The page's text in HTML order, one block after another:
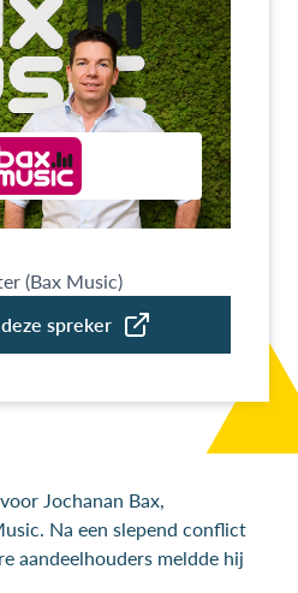
Jochanan Bax,
Na een slepend conflict
aandeelhouders meldde hij